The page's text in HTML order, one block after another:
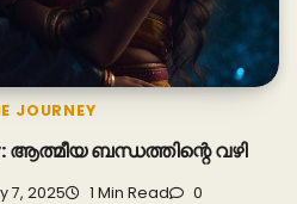
JOURNEY
ആത്മീയ ബന്ധത്തിന്റെ വഴി
7, 2025 1 Min Read 0